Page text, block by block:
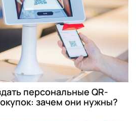
персональные QR-
зачем они нужны?